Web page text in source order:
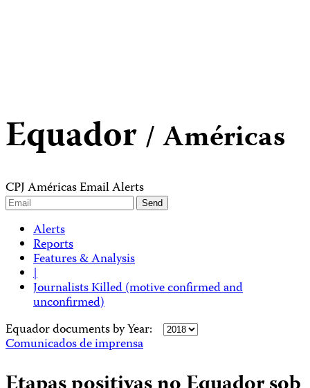
Equador/ Américas
CPJ Américas Email Alerts
Alerts
Reports
Features & Analysis
|
Journalists Killed (motive confirmed and
unconfirmed)
Equador documents by Year:
Comunicados de imprensa